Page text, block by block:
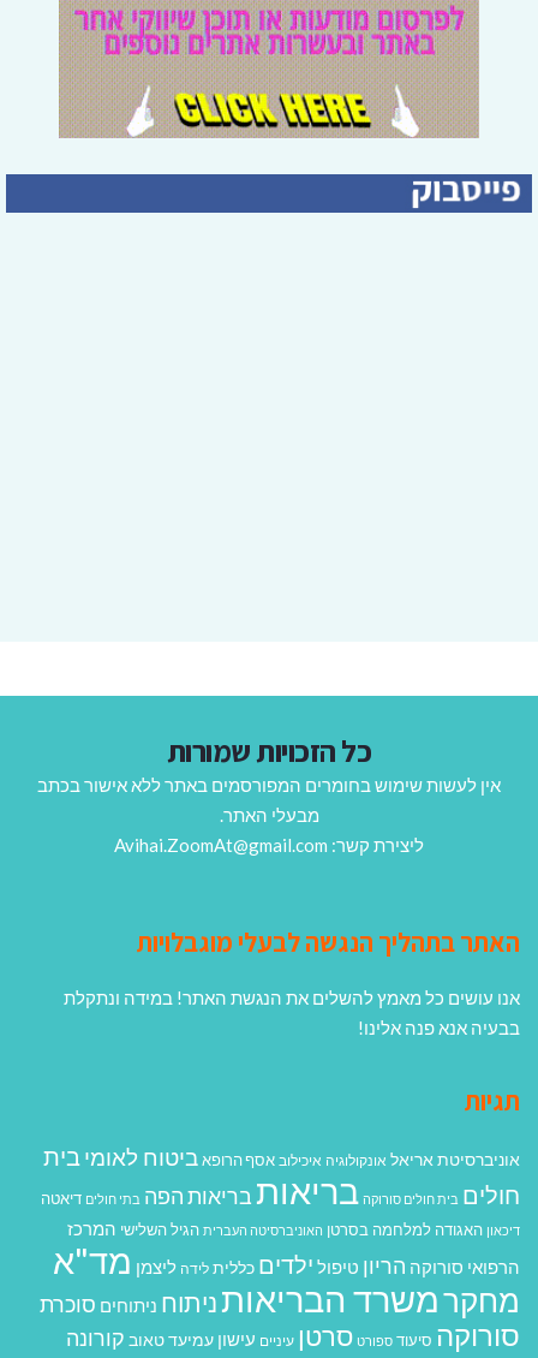
כל הזכויות שמורות
אין לעשות שימוש בחומרים המפורסמים באתר ללא אישור בכתב
מבעלי האתר.
ליצירת קשר: Avihai.ZoomAt@gmail.com
האתר בתהליך הנגשה לבעלי מוגבלויות
אנו עושים כל מאמץ להשלים את הנגשת האתר! במידה ונתקלת
בבעיה אנא פנה אלינו!
תגיות
אוניברסיטת אריאל אונקולוגיה איכילוב אסף הרופא ביטוח לאומיבית
חולים בית חולים סורוקה בריאותבריאות הפה בתי חולים דיאטה
דיכאון האגודה למלחמה בסרטן האוניברסיטה העברית הגיל השלישי המרכז
הרפואי סורוקה הריון טיפול ילדים כללית לידה ליצמן מד"א
מחקרמשרד הבריאותניתוח ניתוחים סוכרת
סורוקה סיעוד ספורט סרטן עיניים עישון עמיעד טאוב קורונה